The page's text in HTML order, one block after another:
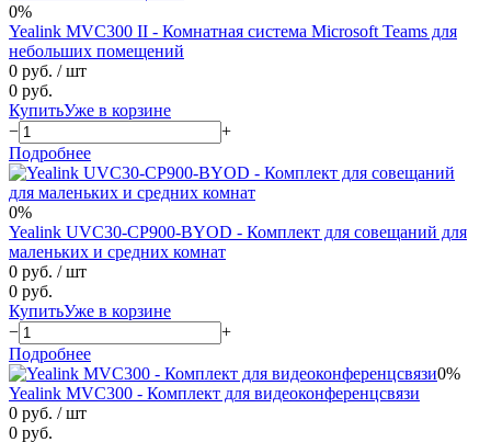
0%
Yealink MVC300 II - Комнатная система Microsoft Teams для
небольших помещений
0 руб. / шт
0 руб.
КупитьУже в корзине
−
+
Подробнее
0%
Yealink UVC30-CP900-BYOD - Комплект для совещаний для
маленьких и средних комнат
0 руб. / шт
0 руб.
КупитьУже в корзине
−
+
Подробнее
0%
Yealink MVC300 - Комплект для видеоконференцсвязи
0 руб. / шт
0 руб.